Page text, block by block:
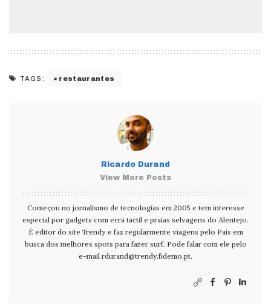
TAGS: restaurantes
Ricardo Durand
View More Posts
Começou no jornalismo de tecnologias em 2005 e tem interesse
especial por gadgets com ecrã táctil e praias selvagens do Alentejo.
É editor do site Trendy e faz regularmente viagens pelo País em
busca dos melhores spots para fazer surf. Pode falar com ele pelo
e-mail rdurand@trendy.fidemo.pt.